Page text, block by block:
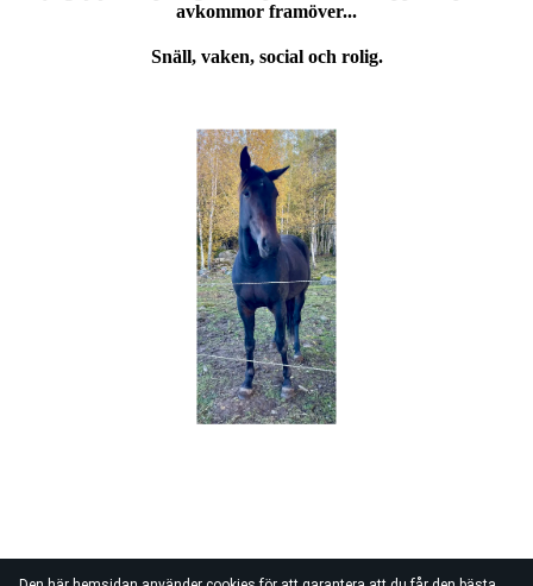
avkommor framöver...
Snäll, vaken, social och rolig.